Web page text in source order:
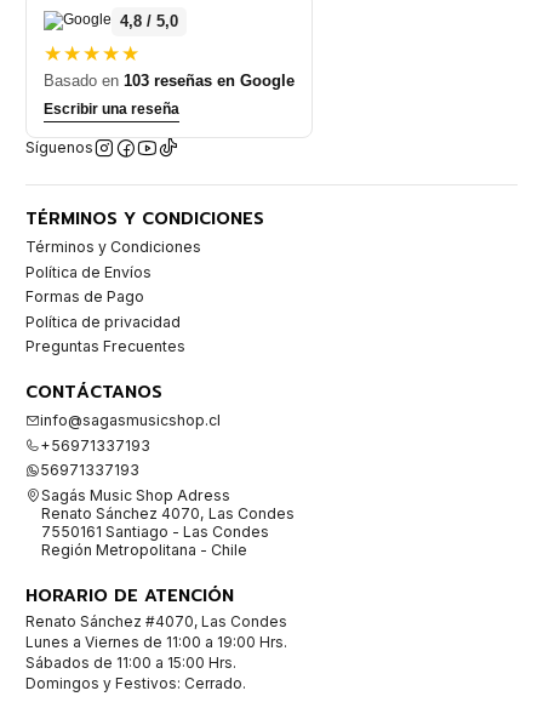
4,8 / 5,0
★★★★★
Basado en 103 reseñas en Google
Escribir una reseña
Síguenos
TÉRMINOS Y CONDICIONES
Términos y Condiciones
Política de Envíos
Formas de Pago
Política de privacidad
Preguntas Frecuentes
CONTÁCTANOS
info@sagasmusicshop.cl
+56971337193
56971337193
Sagás Music Shop Adress
Renato Sánchez 4070, Las Condes
7550161 Santiago - Las Condes
Región Metropolitana - Chile
HORARIO DE ATENCIÓN
Renato Sánchez #4070, Las Condes
Lunes a Viernes de 11:00 a 19:00 Hrs.
Sábados de 11:00 a 15:00 Hrs.
Domingos y Festivos: Cerrado.